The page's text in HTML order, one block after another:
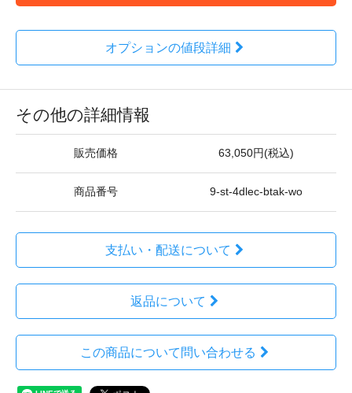
オプションの値段詳細
その他の詳細情報
販売価格 63,050円(税込)
商品番号 9-st-4dlec-btak-wo
支払い・配送について
返品について
この商品について問い合わせる